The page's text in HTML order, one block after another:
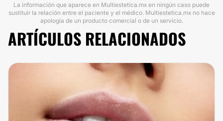
La información que aparece en Multiestetica.mx en ningún caso puede
sustituir la relación entre el paciente y el médico. Multiestetica.mx no hace
apología de un producto comercial o de un servicio.
ARTÍCULOS RELACIONADOS